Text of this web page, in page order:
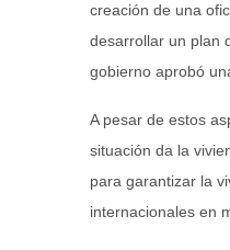
creación de una
desarrollar un plan
gobierno aprobó
A pesar de estos
situación da la
para garantizar la
internacionales en